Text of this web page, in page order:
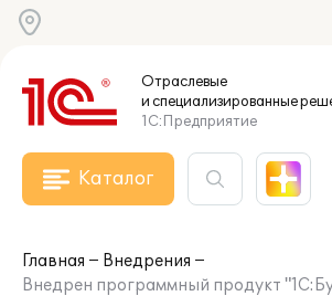
Отраслевые
и специализированные
1С:Предприятие
Каталог
Главная
Внедрения
Внедрен программный продукт